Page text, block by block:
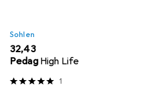
Sohlen
EUR
32,43
Pedag High Life
1